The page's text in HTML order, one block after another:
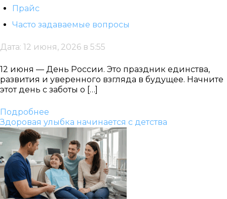
Прайс
Часто задаваемые вопросы
Дата: 12 июня, 2026 в 5:55
12 июня — День России. Это праздник единства,
развития и уверенного взгляда в будущее. Начните
этот день с заботы о […]
Подробнее
Здоровая улыбка начинается с детства